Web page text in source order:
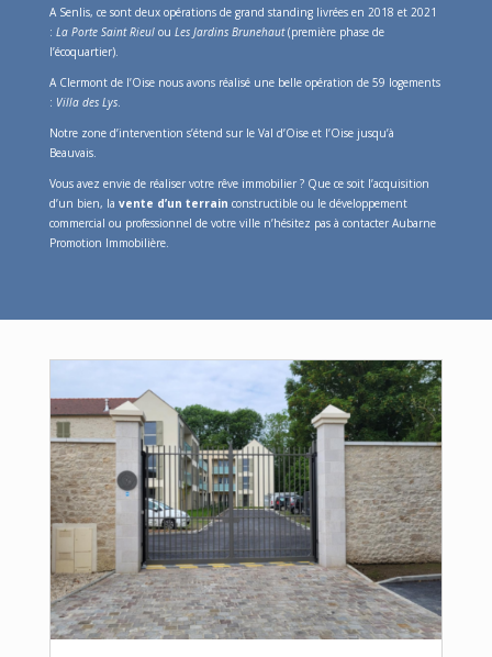
A Senlis, ce sont deux opérations de grand standing livrées en 2018 et 2021
: La Porte Saint Rieulou Les Jardins Brunehaut(première phase de
l’écoquartier).
A Clermont de l’Oise nous avons réalisé une belle opération de 59 logements
: Villa des Lys.
Notre zone d’intervention s’étend sur le Val d’Oise et l’Oise jusqu’à
Beauvais.
Vous avez envie de réaliser votre rêve immobilier ? Que ce soit l’acquisition
d’un bien, la vente d’un terrain constructible ou le développement
commercial ou professionnel de votre ville n’hésitez pas à contacter Aubarne
Promotion Immobilière.